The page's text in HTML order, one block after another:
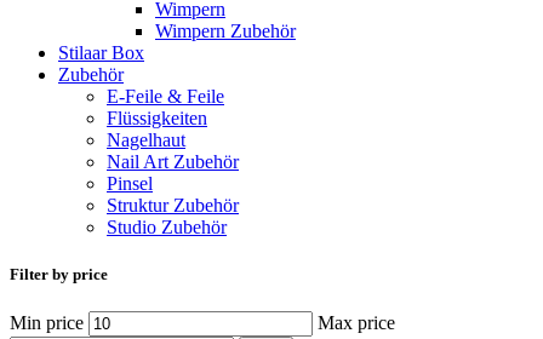
Wimpern
Wimpern Zubehör
Stilaar Box
Zubehör
E-Feile & Feile
Flüssigkeiten
Nagelhaut
Nail Art Zubehör
Pinsel
Struktur Zubehör
Studio Zubehör
Filter by price
Min price Max price